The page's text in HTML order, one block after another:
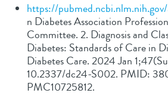
https://
n Diabetes Association
Committee. 2. Diagnosis and
Diabetes: Standards of Care in
Diabetes Care. 2024 Jan
10.2337/dc24-S002. PMID:
PMC10725812.